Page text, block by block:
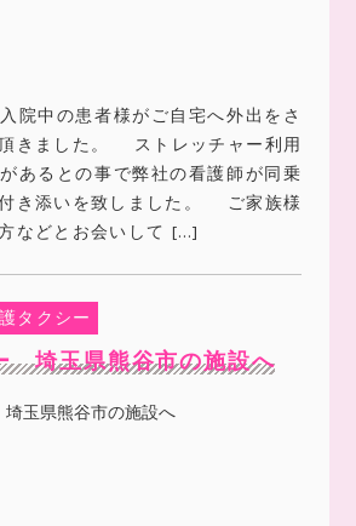
院中の患者様がご自宅へ外出をさ
きました。 ストレッチャー利用
あるとの事で弊社の看護師が同乗
き添いを致しました。 ご家族様
などとお会いして […]
タクシー
埼玉県熊谷市の施設へ